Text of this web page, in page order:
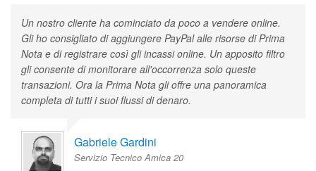
Un nostro cliente ha cominciato da poco a vendere online.
Gli ho consigliato di aggiungere PayPal alle risorse di Prima
Nota e di registrare così gli incassi online. Un apposito filtro
gli consente di monitorare all'occorrenza solo queste
transazioni. Ora la Prima Nota gli offre una panoramica
completa di tutti i suoi flussi di denaro.
Gabriele Gardini
Servizio Tecnico Amica 20